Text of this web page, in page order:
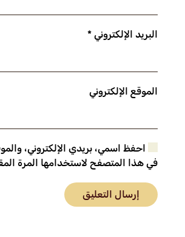
البريد الإلكتروني *
الموقع الإلكتروني
احفظ اسمي، بريدي الإلكتروني،
في هذا المتصفح لاستخدامها المرة
إرسال التعليق